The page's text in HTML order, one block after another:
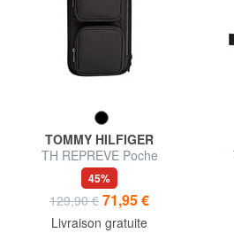
TOMMY HILFIGER
TH REPREVE Poche
45%
129,90 € 71,95 €
Livraison gratuite